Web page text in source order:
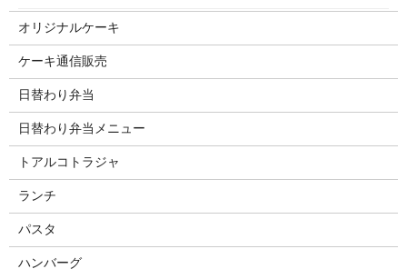
オリジナルケーキ
ケーキ通信販売
日替わり弁当
日替わり弁当メニュー
トアルコトラジャ
ランチ
パスタ
ハンバーグ